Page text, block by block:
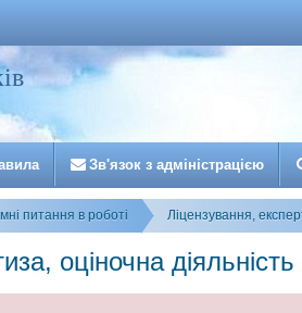
Зв'язок з адміністрацією
питання в роботі Ліцензування,
оціночна діяльність